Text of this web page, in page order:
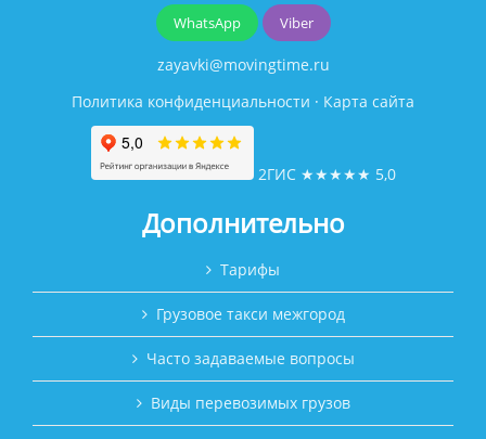
WhatsApp Viber
zayavki@movingtime.ru
Политика конфиденциальности · Карта сайта
2ГИС ★★★★★ 5,0
Дополнительно
Тарифы
Грузовое такси межгород
Часто задаваемые вопросы
Виды перевозимых грузов